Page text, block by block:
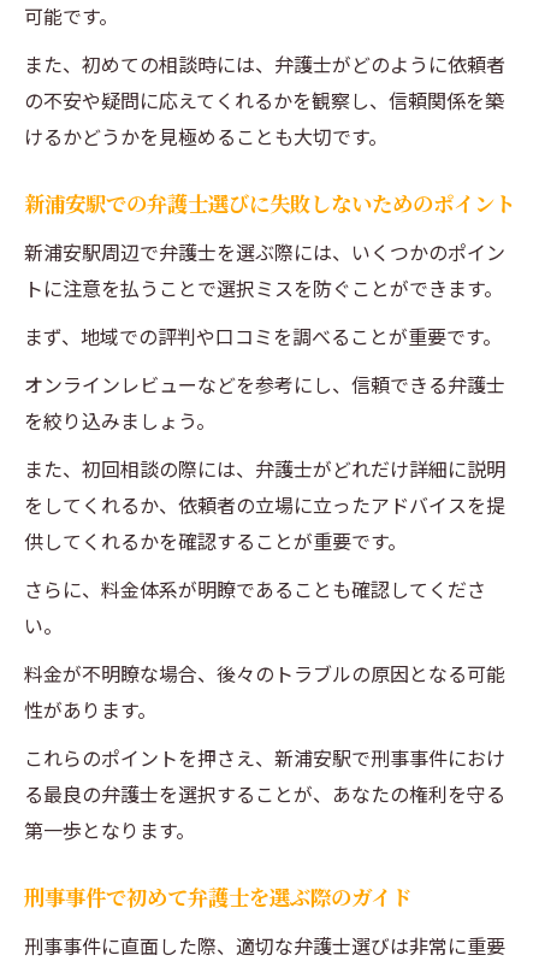
可能です。
また、初めての相談時には、弁護士がどのように依頼者
の不安や疑問に応えてくれるかを観察し、信頼関係を築
けるかどうかを見極めることも大切です。
新浦安駅での弁護士選びに失敗しないためのポイント
新浦安駅周辺で弁護士を選ぶ際には、いくつかのポイン
トに注意を払うことで選択ミスを防ぐことができます。
まず、地域での評判や口コミを調べることが重要です。
オンラインレビューなどを参考にし、信頼できる弁護士
を絞り込みましょう。
また、初回相談の際には、弁護士がどれだけ詳細に説明
をしてくれるか、依頼者の立場に立ったアドバイスを提
供してくれるかを確認することが重要です。
さらに、料金体系が明瞭であることも確認してくださ
い。
料金が不明瞭な場合、後々のトラブルの原因となる可能
性があります。
これらのポイントを押さえ、新浦安駅で刑事事件におけ
る最良の弁護士を選択することが、あなたの権利を守る
第一歩となります。
刑事事件で初めて弁護士を選ぶ際のガイド
刑事事件に直面した際、適切な弁護士選びは非常に重要